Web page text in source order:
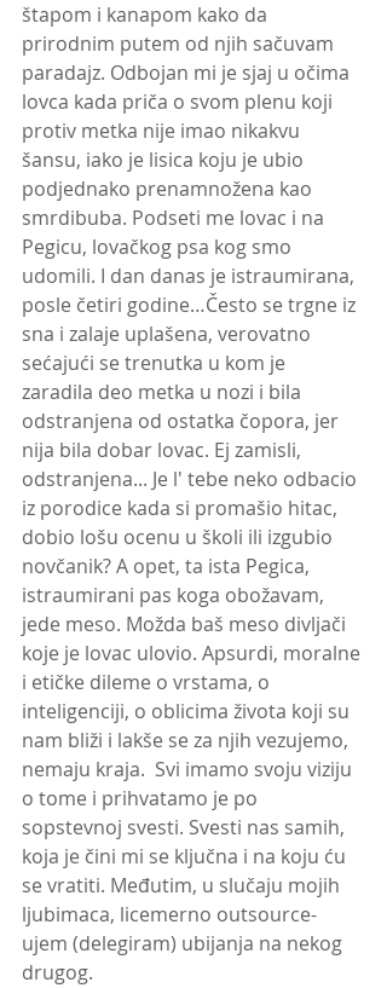
štapom i kanapom kako da
prirodnim putem od njih sačuvam
paradajz. Odbojan mi je sjaj u očima
lovca kada priča o svom plenu koji
protiv metka nije imao nikakvu
šansu, iako je lisica koju je ubio
podjednako prenamnožena kao
smrdibuba. Podseti me lovac i na
Pegicu, lovačkog psa kog smo
udomili. I dan danas je istraumirana,
posle četiri godine…Često se trgne iz
sna i zalaje uplašena, verovatno
sećajući se trenutka u kom je
zaradila deo metka u nozi i bila
odstranjena od ostatka čopora, jer
nija bila dobar lovac. Ej zamisli,
odstranjena... Je l' tebe neko odbacio
iz porodice kada si promašio hitac,
dobio lošu ocenu u školi ili izgubio
novčanik? A opet, ta ista Pegica,
istraumirani pas koga obožavam,
jede meso. Možda baš meso divljači
koje je lovac ulovio. Apsurdi, moralne
i etičke dileme o vrstama, o
inteligenciji, o oblicima života koji su
nam bliži i lakše se za njih vezujemo,
nemaju kraja.  Svi imamo svoju viziju
o tome i prihvatamo je po
sopstevnoj svesti. Svesti nas samih,
koja je čini mi se ključna i na koju ću
se vratiti. Međutim, u slučaju mojih
ljubimaca, licemerno outsource-
ujem (delegiram) ubijanja na nekog
drugog.